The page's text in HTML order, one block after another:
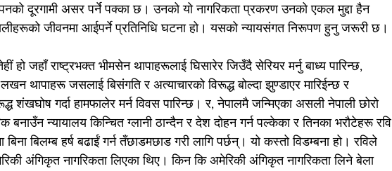
दूरगामी असर पर्ने पक्का छ। उनको यो नागरिकता प्रकरण उनको एकल मुद्दा हैन
जीवनमा आईपर्ने प्रतिनिधि घटना हो। यसको न्यायसंगत निरूपण हुनु जरूरी छ।
हो जहाँ राष्ट्रभक्त भीमसेन थापाहरूलाई घिसारेर जिउँदै सेरियर मर्नु बाध्य पारिन्छ,
थापाहरू जसलाई बिसंगति र अत्याचारको विरूद्ध बोल्दा झुण्डाएर मारिईन्छ र
शंखघोष गर्दा हामफालेर मर्न विवस पारिन्छ। र, नेपालमै जन्मिएका असली नेपाली छोरो
बनाउँन न्यायालय किन्चित ग्लानी ठान्दैन र देश दोहन गर्न पल्केका र तिनका भरौटेहरू रवि
बिना बिलम्ब हर्ष बढाईं गर्न तँछाडमछाड गरी लागि पर्छन्। यो कस्तो विडम्बना हो। रविले
अंगिकृत नागरिकता लिएका थिए। किन कि अमेरिकी अंगिकृत नागरिकता लिने बेला